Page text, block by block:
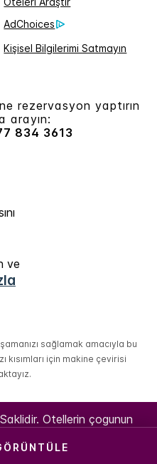
AdChoices
Kişisel Bilgilerimi Satmayın
rezervasyon yaptırın
arayın:
834 3613
ve
sağlamak amacıyla bu
için makine çevirisi
Otellerin çogunun